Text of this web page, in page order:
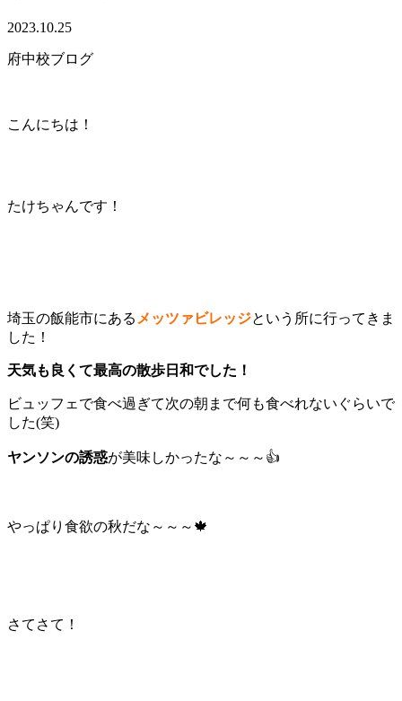
2023.10.25
府中校ブログ
こんにちは！
たけちゃんです！
埼玉の飯能市にある メッツァビレッジという所に行ってきま
した！
天気も良くて最高の散歩日和でした！
ビュッフェで食べ過ぎて次の朝まで何も食べれないぐらいで
した(笑)
ヤンソンの誘惑が美味しかったな～～～👍
やっぱり食欲の秋だな～～～🍁
さてさて！